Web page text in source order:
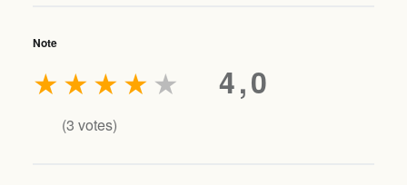
Note
4,0
★
★
★
★
★
(3 votes)